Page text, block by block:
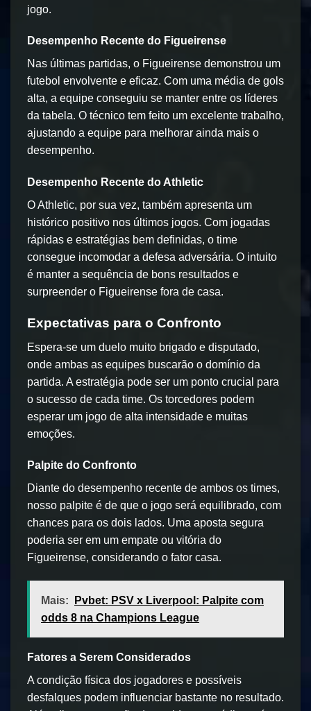
jogo.
Desempenho Recente do Figueirense
Nas últimas partidas, o Figueirense demonstrou um
futebol envolvente e eficaz. Com uma média de gols
alta, a equipe conseguiu se manter entre os líderes
da tabela. O técnico tem feito um excelente trabalho,
ajustando a equipe para melhorar ainda mais o
desempenho.
Desempenho Recente do Athletic
O Athletic, por sua vez, também apresenta um
histórico positivo nos últimos jogos. Com jogadas
rápidas e estratégias bem definidas, o time
consegue incomodar a defesa adversária. O intuito
é manter a sequência de bons resultados e
surpreender o Figueirense fora de casa.
Expectativas para o Confronto
Espera-se um duelo muito brigado e disputado,
onde ambas as equipes buscarão o domínio da
partida. A estratégia pode ser um ponto crucial para
o sucesso de cada time. Os torcedores podem
esperar um jogo de alta intensidade e muitas
emoções.
Palpite do Confronto
Diante do desempenho recente de ambos os times,
nosso palpite é de que o jogo será equilibrado, com
chances para os dois lados. Uma aposta segura
poderia ser em um empate ou vitória do
Figueirense, considerando o fator casa.
Mais:
Pvbet: PSV x Liverpool: Palpite com
odds 8 na Champions League
Fatores a Serem Considerados
A condição física dos jogadores e possíveis
desfalques podem influenciar bastante no resultado.